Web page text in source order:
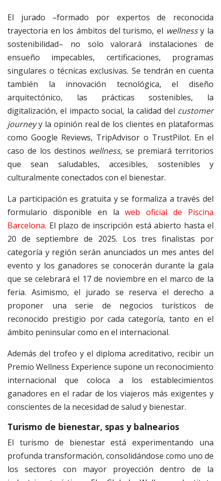
El jurado –formado por expertos de reconocida
trayectoria en los ámbitos del turismo, el wellnessy la
sostenibilidad– no solo valorará instalaciones de
ensueño impecables, certificaciones, programas
singulares o técnicas exclusivas. Se tendrán en cuenta
también la innovación tecnológica, el diseño
arquitectónico, las prácticas sostenibles, la
digitalización, el impacto social, la calidad del customer
journeyy la opinión real de los clientes en plataformas
como Google Reviews, TripAdvisor o TrustPilot. En el
caso de los destinos wellness, se premiará territorios
que sean saludables, accesibles, sostenibles y
culturalmente conectados con el bienestar.
La participación es gratuita y se formaliza a través del
formulario disponible en laweb oficial de Piscina
Barcelona. El plazo de inscripción está abierto hasta el
20 de septiembre de 2025. Los tres finalistas por
categoría y región serán anunciados un mes antes del
evento y los ganadores se conocerán durante la gala
que se celebrará el 17 de noviembre en el marco de la
feria. Asimismo, el jurado se reserva el derecho a
proponer una serie de negocios turísticos de
reconocido prestigio por cada categoría, tanto en el
ámbito peninsular como en el internacional.
Además del trofeo y el diploma acreditativo, recibir un
Premio Wellness Experience supone un reconocimiento
internacional que coloca a los establecimientos
ganadores en el radar de los viajeros más exigentes y
conscientes de la necesidad de salud y bienestar.
Turismo de bienestar, spas y balnearios
El turismo de bienestar está experimentando una
profunda transformación, consolidándose como uno de
los sectores con mayor proyección dentro de la